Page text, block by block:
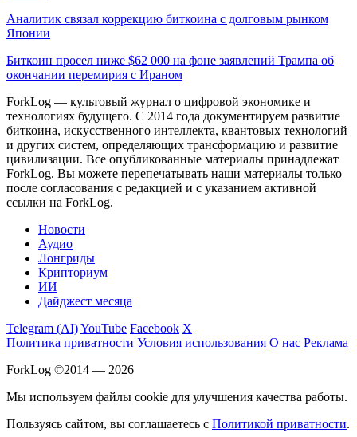
Аналитик связал коррекцию биткоина с долговым рынком
Японии
Биткоин просел ниже $62 000 на фоне заявлений Трампа об
окончании перемирия с Ираном
ForkLog — культовый журнал о цифровой экономике и
технологиях будущего. С 2014 года документируем развитие
биткоина, искусственного интеллекта, квантовых технологий
и других систем, определяющих трансформацию и развитие
цивилизации. Все опубликованные материалы принадлежат
ForkLog. Вы можете перепечатывать наши материалы только
после согласования с редакцией и с указанием активной
ссылки на ForkLog.
Новости
Аудио
Лонгриды
Крипториум
ИИ
Дайджест месяца
Telegram (AI)YouTube Facebook X
Политика приватности Условия использования О нас Реклама
ForkLog ©2014 — 2026
Мы используем файлы cookie для улучшения качества работы.
Пользуясь сайтом, вы соглашаетесь с Политикой приватности.